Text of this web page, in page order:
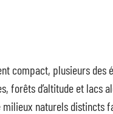
compact, plusieurs des
d’altitude et lacs
milieux naturels distincts